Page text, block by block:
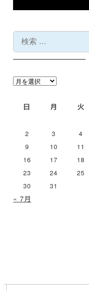
索
ア
日
月 火
2
3 4
9
10 11
16
17 18
23
24 25
30
31
« 7月